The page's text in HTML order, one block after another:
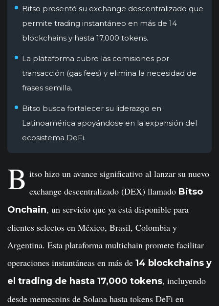
Bitso presentó su exchange descentralizado que
permite trading instantáneo en más de 14
blockchains y hasta 17,000 tokens.
La plataforma cubre las comisiones por
transacción (gas fees) y elimina la necesidad de
frases semilla.
Bitso busca fortalecer su liderazgo en
Latinoamérica apoyándose en la expansión del
ecosistema DeFi.
B itso hizo un avance significativo al lanzar su nuevo
exchange descentralizado (DEX) llamado Bitso
Onchain, un servicio que ya está disponible para
clientes selectos en México, Brasil, Colombia y
Argentina. Esta plataforma multichain promete facilitar
operaciones instantáneas en más de 14 blockchains y
el trading de hasta 17,000 tokens, incluyendo
desde memecoins de Solana hasta tokens DeFi en